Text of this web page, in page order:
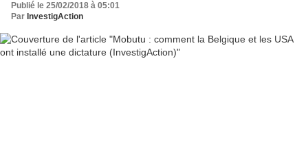
Publié le 25/02/2018 à 05:01
Par InvestigAction